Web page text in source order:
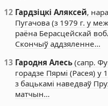
12 Гардзіцкі Аляксей,
Пугачова (з 1979 г. у
раёна Берасцейскай
Скончыў аддзяленне…
13 Гародня Алесь (сапр.
горадзе Пярмі (Расея) у
з бацькамі наведваў
матчын…